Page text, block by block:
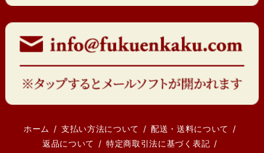
ホーム 支払い方法について
配送・送料について
返品について
特定商取引法に基づく表記